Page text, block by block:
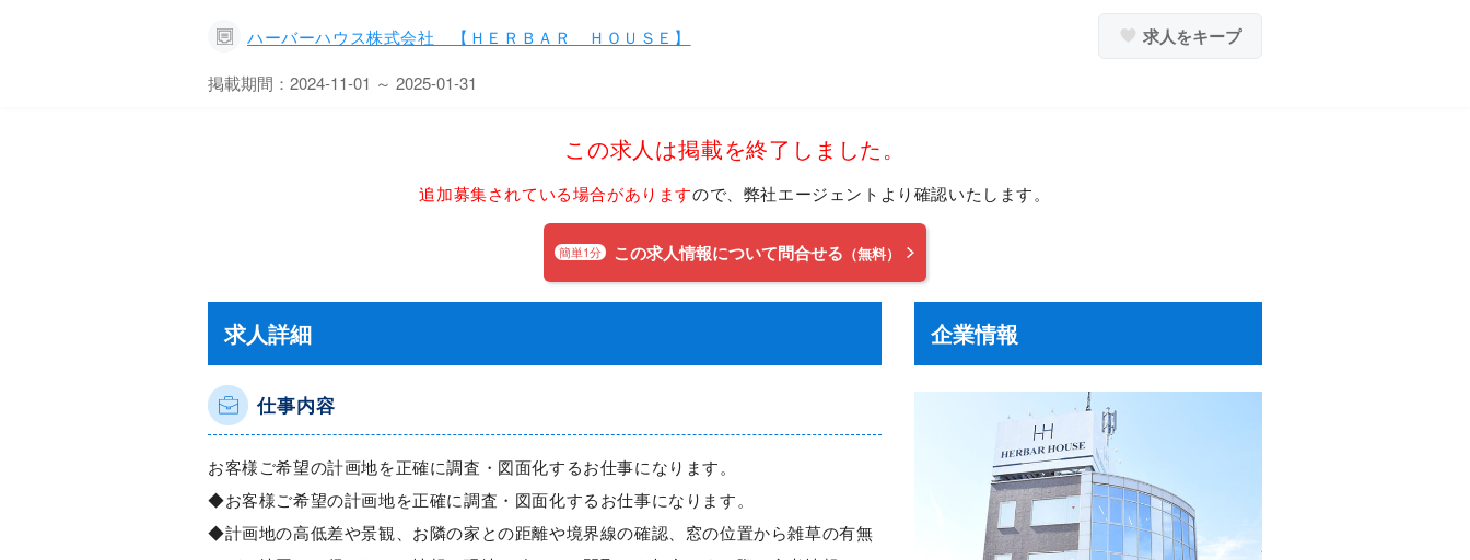
ハーバーハウス株式会社 【ＨＥＲＢＡＲ ＨＯＵＳＥ】 求人をキープ
掲載期間：2024-11-01 ～ 2025-01-31
この求人は掲載を終了しました。
追加募集されている場合がありますので、弊社エージェントより確認いたします。
簡単1分 この求人情報について問合せる （無料）
求人詳細
仕事内容
お客様ご希望の計画地を正確に調査・図面化するお仕事になります。
◆お客様ご希望の計画地を正確に調査・図面化するお仕事になります。
◆計画地の高低差や景観、お隣の家との距離や境界線の確認、窓の位置から雑草の有無
企業情報